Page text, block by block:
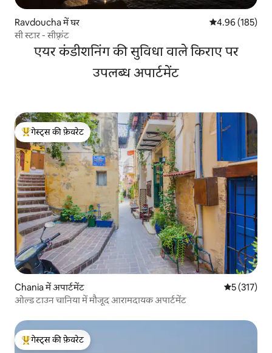
Ravdoucha में घर औसत रेटिंग 5 में से
4.96 (185)
सी स्टार - सीफ़्रंट
एयर कंडीशनिंग की सुविधा वाले किराए पर
उपलब्ध अपार्टमेंट
गेस्ट्स का टॉप फ़ेवरेट
गेस्ट्स की फ़ेवरेट
Chania में अपार्टमेंट औसत रेटिंग 5
5 (317)
ओल्ड टाउन चानिया में मौजूद आरामदायक अपार्टमेंट
गेस्ट्स का टॉप फ़ेवरेट
गेस्ट्स की फ़ेवरेट